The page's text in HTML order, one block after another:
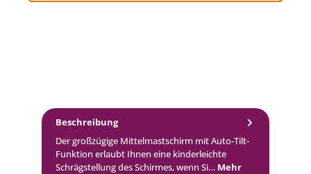
Beschreibung
Der großzügige Mittelmastschirm mit Auto-Tilt-
Funktion erlaubt Ihnen eine kinderleichte
Schrägstellung des Schirmes, wenn Si… Mehr